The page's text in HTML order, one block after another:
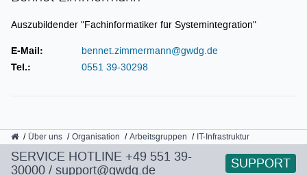
Auszubildender "Fachinformatiker für Systemintegration"
E-Mail:
bennet.zimmermann@gwdg.de
Tel.:
0551 39-30298
GWDG
Über uns Organisation Arbeitsgruppen IT-Infrastruktur
SERVICE HOTLINE +49 551 39-
30000 / support@gwdg.de SUPPORT